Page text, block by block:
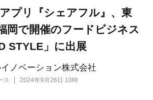
ノベーション株式会社
ス 2024年9月26日 10時
プリ『シェアフル』、東
岡で開催のフードビジネス
STYLE」に出展